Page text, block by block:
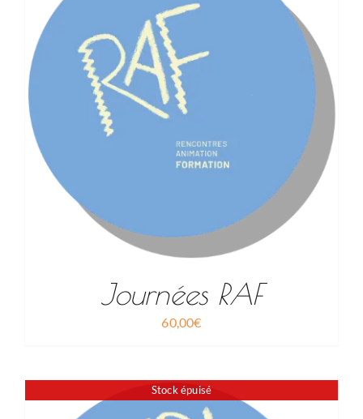
Journées RAF
60,00€
Stock épuisé